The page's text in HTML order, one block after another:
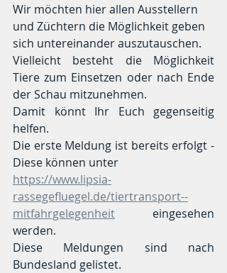
Wir möchten hier allen Ausstellern
und Züchtern die Möglichkeit geben
sich untereinander auszutauschen.
Vielleicht besteht die Möglichkeit
Tiere zum Einsetzen oder nach Ende
der Schau mitzunehmen.
Damit könnt Ihr Euch gegenseitig
helfen.
Die erste Meldung ist bereits erfolgt -
Diese können unter
https://www.lipsia-
rassegefluegel.de/tiertransport--
mitfahrgelegenheit eingesehen
werden.
Diese Meldungen sind nach
Bundesland gelistet.